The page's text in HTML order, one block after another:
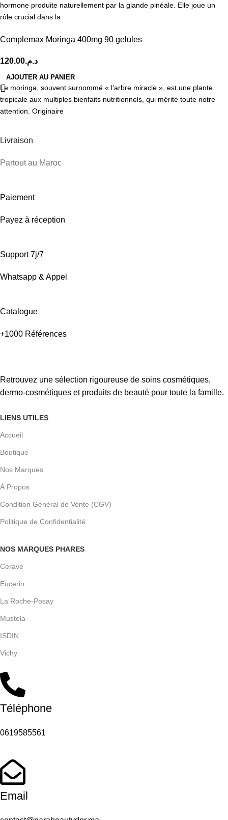
hormone produite naturellement par la glande pinéale. Elle joue un
rôle crucial dans la
Complemax Moringa 400mg 90 gelules
د.م.120.00
AJOUTER AU PANIER
Le moringa, souvent surnommé « l’arbre miracle », est une plante
tropicale aux multiples bienfaits nutritionnels, qui mérite toute notre
attention. Originaire
Livraison
Partout au Maroc
Paiement
Payez à réception
Support 7j/7
Whatsapp & Appel
Catalogue
+1000 Références
Retrouvez une sélection rigoureuse de soins cosmétiques,
dermo-cosmétiques et produits de beauté pour toute la famille.
LIENS UTILES
Accueil
Boutique
Nos Marques
À Propos
Condition Général de Vente (CGV)
Politique de Confidentialité
NOS MARQUES PHARES
Cerave
Eucerin
La Roche-Posay
Mustela
ISDIN
Vichy
Téléphone
0619585561
Email